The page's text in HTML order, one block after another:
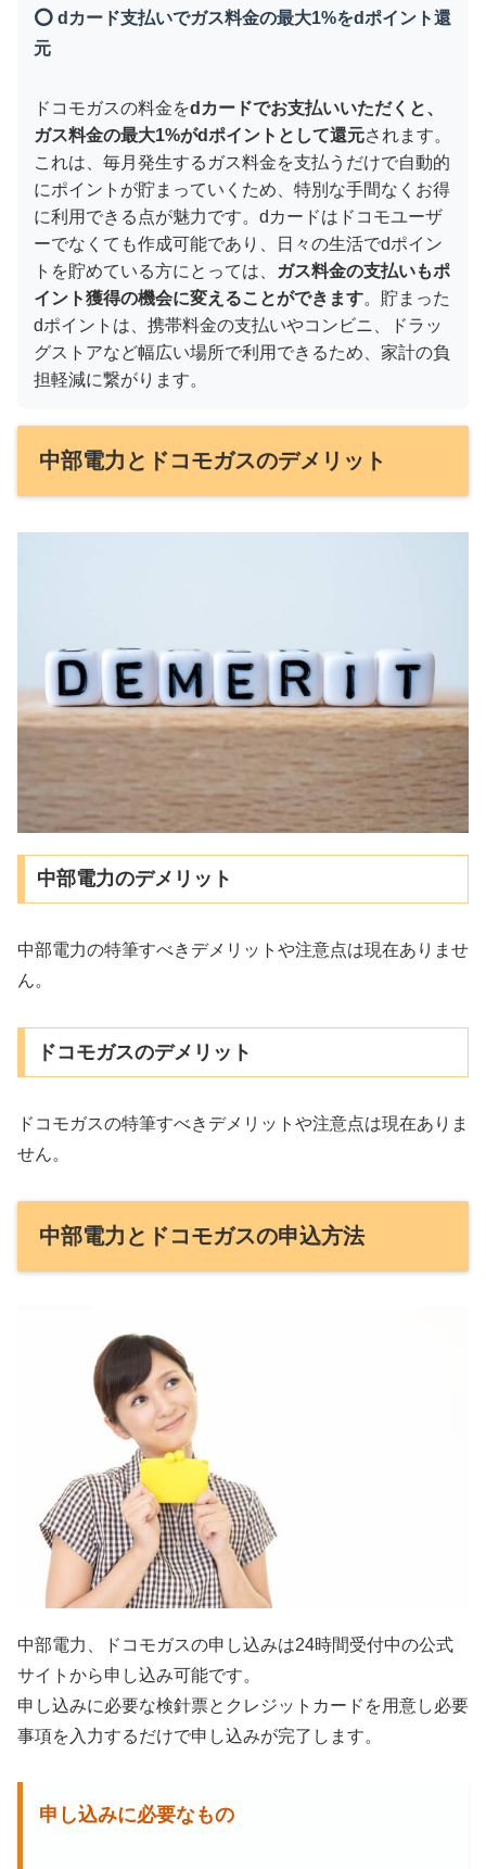
⭕ dカード支払いでガス料金の最大1%をdポイント還
元
ドコモガスの料金をdカードでお支払いいただくと、
ガス料金の最大1%がdポイントとして還元されます。
これは、毎月発生するガス料金を支払うだけで自動的
にポイントが貯まっていくため、特別な手間なくお得
に利用できる点が魅力です。dカードはドコモユーザ
ーでなくても作成可能であり、日々の生活でdポイン
トを貯めている方にとっては、
ガス料金の支払いもポ
イント獲得の機会に変えることができます。貯まった
dポイントは、携帯料金の支払いやコンビニ、ドラッ
グストアなど幅広い場所で利用できるため、家計の負
担軽減に繋がります。
中部電力とドコモガスのデメリット
中部電力のデメリット
中部電力の特筆すべきデメリットや注意点は現在ありませ
ん。
ドコモガスのデメリット
ドコモガスの特筆すべきデメリットや注意点は現在ありま
せん。
中部電力とドコモガスの申込方法
中部電力、ドコモガスの申し込みは24時間受付中の公式
サイトから申し込み可能です。
申し込みに必要な検針票とクレジットカードを用意し必要
事項を入力するだけで申し込みが完了します。
申し込みに必要なもの